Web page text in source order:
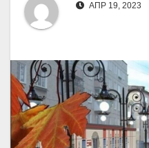
АПР 19, 2023